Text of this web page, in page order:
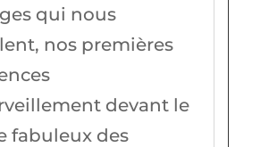
qui nous
nos premières
devant le
fabuleux des